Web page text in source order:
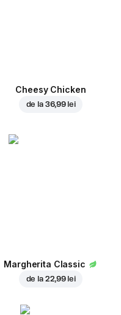
Cheesy Chicken
de la 36,99 lei
Margherita Classic
de la 22,99 lei